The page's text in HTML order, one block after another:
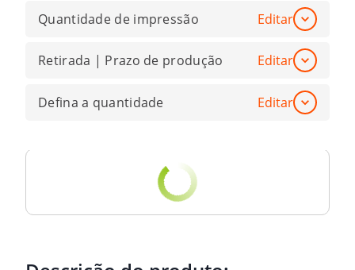
Quantidade de impressão Editar
Retirada | Prazo de produção Editar
Defina a quantidade Editar